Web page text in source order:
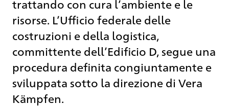
trattando con cura l’ambiente e le
risorse. L’Ufficio federale delle
costruzioni e della logistica,
committente dell’Edificio D, segue una
procedura definita congiuntamente e
sviluppata sotto la direzione di Vera
Kämpfen.